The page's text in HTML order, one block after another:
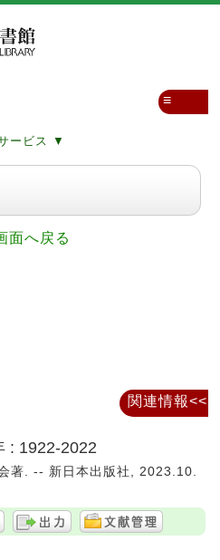
ービス ▼
≡
面へ戻る
: 1922-2022
著. -- 新日本出版社, 2023.10.
関連情報<<